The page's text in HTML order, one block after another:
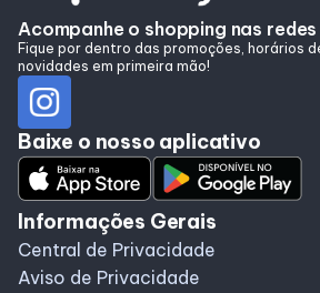
Acompanhe o shopping nas
Fique por dentro das promoções, horários
novidades em primeira mão!
Baixe o nosso aplicativo
Informações Gerais
Central de Privacidade
Aviso de Privacidade